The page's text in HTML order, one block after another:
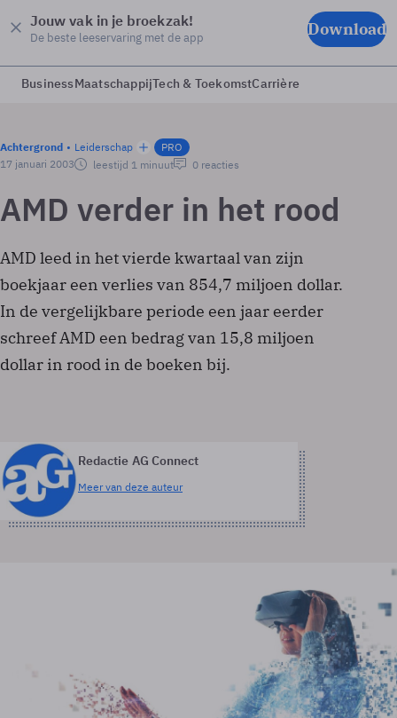
Jouw vak in je broekzak!
De beste leeservaring met de app Download
BusinessMaatschappijTech & ToekomstCarrière
Achtergrond Leiderschap
PRO
17 januari 2003
leestijd 1 minuut 0 reacties
AMD verder in het rood
AMD leed in het vierde kwartaal van zijn
boekjaar een verlies van 854,7 miljoen dollar.
In de vergelijkbare periode een jaar eerder
schreef AMD een bedrag van 15,8 miljoen
dollar in rood in de boeken bij.
Redactie AG Connect
Meer van deze auteur